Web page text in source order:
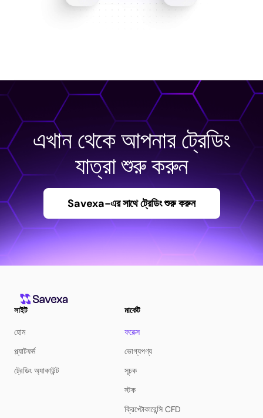
এখান থেকে আপনার ট্রেডিং
যাত্রা শুরু করুন
Savexa-এর সাথে ট্রেডিং শুরু করুন
সাইট
হোম
প্ল্যাটফর্ম
ট্রেডিং অ্যাকাউন্ট
মার্কেট
ফরেক্স
ভোগ্যপণ্য
সূচক
স্টক
ক্রিপ্টোকারেন্সি CFD